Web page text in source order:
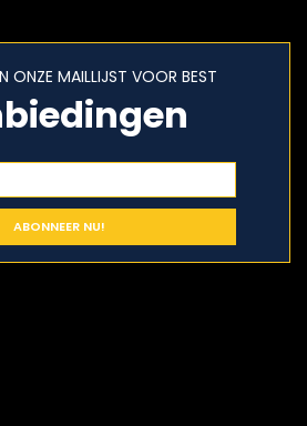
ONZE MAILLIJST VOOR BEST